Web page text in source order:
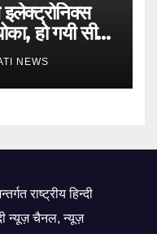
हो गयी सीज,
NEWS
राष्ट्रीय हिन्दी
न्यूज़ चैनल, न्यूज़